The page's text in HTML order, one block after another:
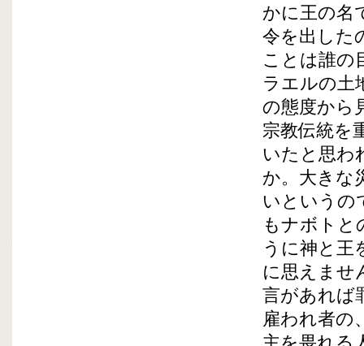
かに王の名
令を出した
ことは誰の
ラエルの土
の態度から
宗教伝統を
いたと思わ
か。大きな
いというの
もナボトと
うに神と王
に思えませ
言があれば
雇われ者の